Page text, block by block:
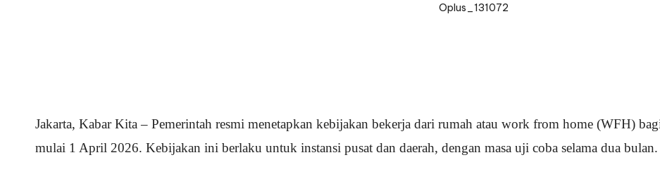
Oplus_131072
Jakarta, Kabar Kita – Pemerintah resmi menetapkan kebijakan bekerja dari rumah atau work from home (WFH)
mulai 1 April 2026. Kebijakan ini berlaku untuk instansi pusat dan daerah, dengan masa uji coba selama dua bulan.